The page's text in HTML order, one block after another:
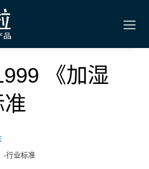
《加湿
-行业标准